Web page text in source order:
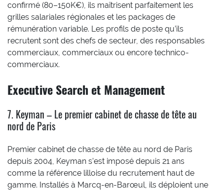
confirmé (80–150K€), ils maîtrisent parfaitement les
grilles salariales régionales et les packages de
rémunération variable. Les profils de poste qu’ils
recrutent sont des chefs de secteur, des responsables
commerciaux, commerciaux ou encore technico-
commerciaux.
Executive Search et Management
7. Keyman – Le premier cabinet de chasse de tête au
nord de Paris
Premier cabinet de chasse de tête au nord de Paris
depuis 2004, Keyman s’est imposé depuis 21 ans
comme la référence lilloise du recrutement haut de
gamme. Installés à Marcq-en-Barœul, ils déploient une